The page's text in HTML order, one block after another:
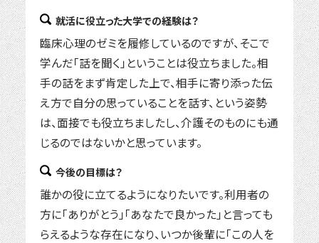
就活に役立った大学での経験は？
臨床心理のゼミを履修しているのですが、そこで
学んだ「話を聞く」ということは役立ちました。相
手の話をまず肯定した上で、相手に寄り添った伝
え方で自分の思っていることを話す、という姿勢
は、面接でも役立ちましたし、介護そのものにも通
じるのではないかと思っています。
今後の目標は？
誰かの役に立てるようになりたいです。利用者の
方に「ありがとう」「あなたで良かった」と言っても
らえるような存在になり、いつか後輩に「この人を